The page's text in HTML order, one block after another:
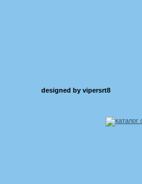
designed by vipersrt8